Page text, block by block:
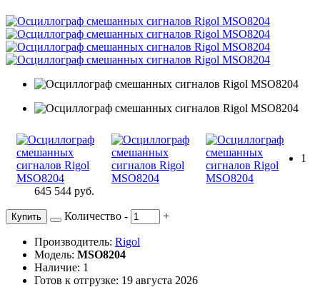
1
645 544 руб.
Купить Количество - +
Производитель: Rigol
Модель: MSO8204
Наличие: 1
Готов к отгрузке: 19 августа 2026